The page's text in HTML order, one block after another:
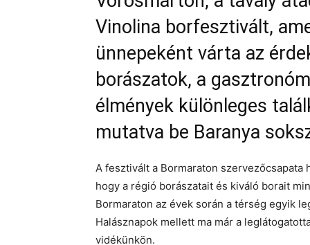
Vinolina borfesztivált,
ünnepeként várta az
borászatok, a
élmények különleges
mutatva be Baranya
A fesztivált a Bormaraton
hogy a régió borászatait és kiváló borait
Bormaraton az évek során a térség egyik
Halásznapok mellett ma már a
vidékünkön.